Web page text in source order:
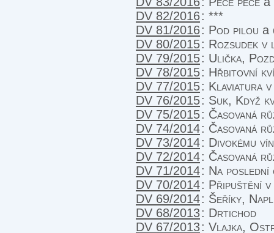
DV 82/2016: ***
DV 81/2016: Pod pilou a
DV 80/2015: Rozsudek v
DV 79/2015: Ulička,
DV 78/2015: Hřbitovní
DV 77/2015: Klaviatura
DV 76/2015: Suk, Když
DV 75/2015: Časovaná
DV 74/2014: Časovaná
DV 73/2014: Divokému
DV 72/2014: Časovaná
DV 71/2014: Na poslední
DV 70/2014: Připuštění v
DV 69/2014: Šeříky,
DV 68/2013: Drtichod
DV 67/2013: Vlajka,